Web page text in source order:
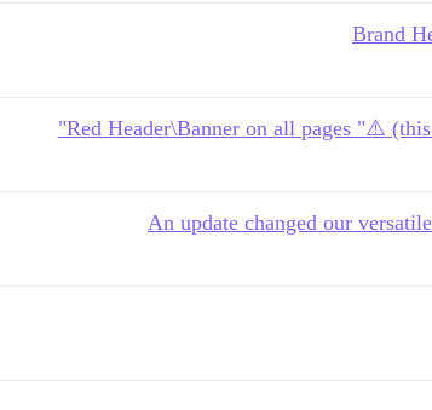
Brand
Red Header\Banner on all pages "⚠️
An update changed our